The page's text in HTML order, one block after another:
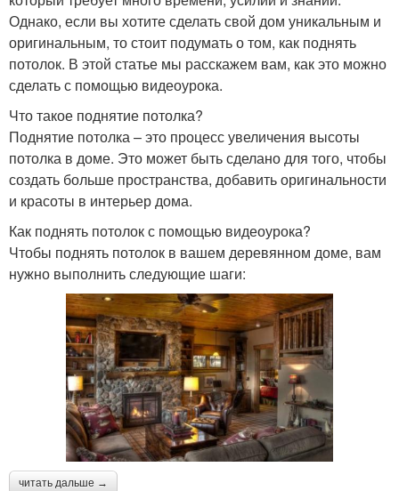
Однако, если вы хотите сделать свой дом уникальным и
оригинальным, то стоит подумать о том, как поднять
потолок. В этой статье мы расскажем вам, как это можно
сделать с помощью видеоурока.
Что такое поднятие потолка?
Поднятие потолка – это процесс увеличения высоты
потолка в доме. Это может быть сделано для того, чтобы
создать больше пространства, добавить оригинальности
и красоты в интерьер дома.
Как поднять потолок с помощью видеоурока?
Чтобы поднять потолок в вашем деревянном доме, вам
нужно выполнить следующие шаги:
читать дальше →